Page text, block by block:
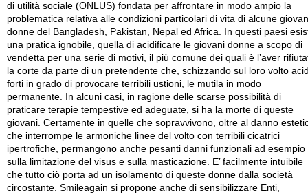
di utilità sociale (ONLUS) fondata per affrontare in modo ampio la
problematica relativa alle condizioni particolari di vita di alcune
donne del Bangladesh, Pakistan, Nepal ed Africa. In questi paesi
una pratica ignobile, quella di acidificare le giovani donne a scopo di
vendetta per una serie di motivi, il più comune dei quali è l’aver
la corte da parte di un pretendente che, schizzando sul loro volto
forti in grado di provocare terribili ustioni, le mutila in modo
permanente. In alcuni casi, in ragione delle scarse possibilità di
praticare terapie tempestive ed adeguate, si ha la morte di queste
giovani. Certamente in quelle che sopravvivono, oltre al danno
che interrompe le armoniche linee del volto con terribili cicatrici
ipertrofiche, permangono anche pesanti danni funzionali ad esempio
sulla limitazione del visus e sulla masticazione. E’ facilmente intuibile
che tutto ciò porta ad un isolamento di queste donne dalla società
circostante. Smileagain si propone anche di sensibilizzare Enti,